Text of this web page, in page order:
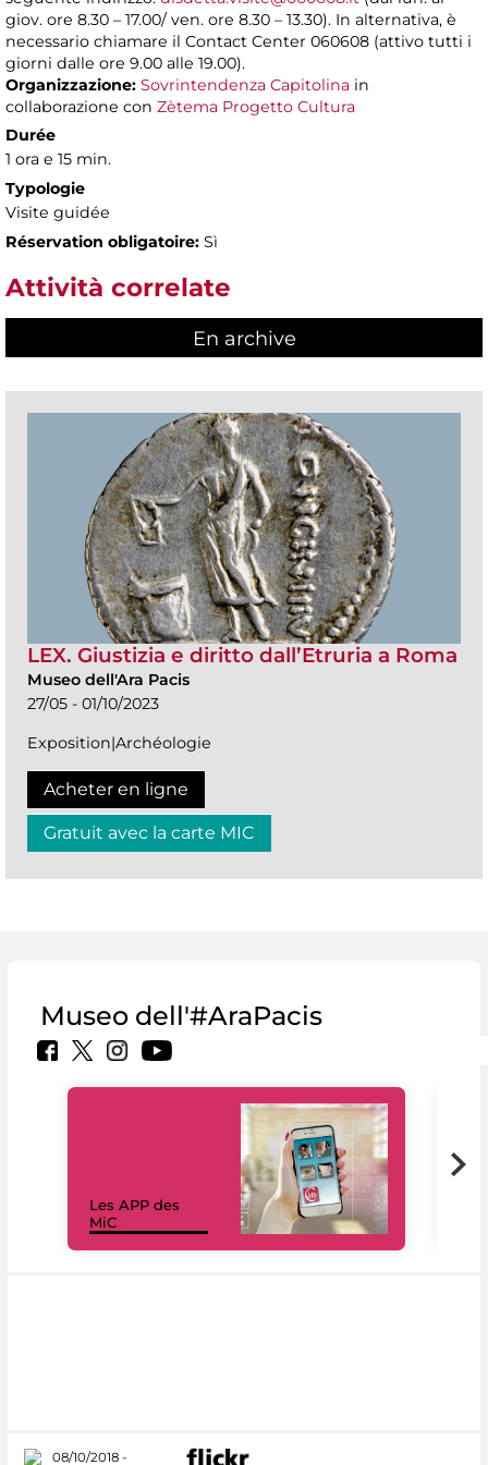
giov. ore 8.30 – 17.00/ ven. ore 8.30 – 13.30). In alternativa, è
necessario chiamare il Contact Center 060608 (attivo tutti i
giorni dalle ore 9.00 alle 19.00).
Organizzazione: Sovrintendenza Capitolina in
collaborazione con Zètema Progetto Cultura
Durée
1 ora e 15 min.
Typologie
Visite guidée
Réservation obligatoire: Sì
Attività correlate
En archive
LEX. Giustizia e diritto dall’Etruria a Roma
Museo dell'Ara Pacis
27/05 - 01/10/2023
Exposition|Archéologie
Acheter en ligne
Gratuit avec la carte MIC
Museo dell'#AraPacis
Les APP des
MiC